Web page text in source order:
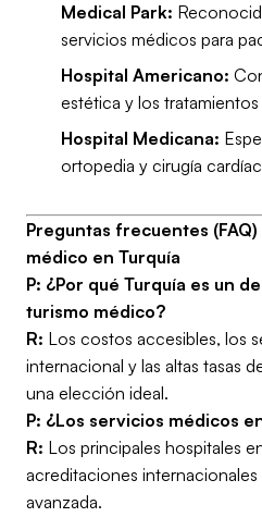
Medical Park:
servicios médicos para
Hospital Americano:
estética y los tratamientos
Hospital Medicana:
ortopedia y cirugía
Preguntas frecuentes
médico en Turquía
P: ¿Por qué Turquía es un
turismo médico?
R: Los costos accesibles, los
internacional y las altas tasas
una elección ideal.
P: ¿Los servicios médicos
R: Los principales hospitales
acreditaciones
avanzada.